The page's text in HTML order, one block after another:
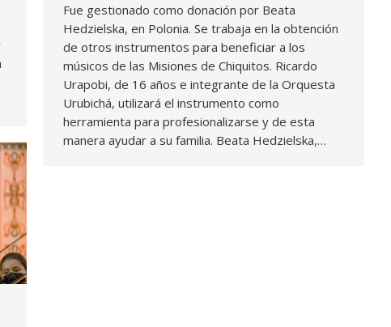
Fue gestionado como donación por Beata
Hedzielska, en Polonia. Se trabaja en la obtención
de otros instrumentos para beneficiar a los
músicos de las Misiones de Chiquitos. Ricardo
Urapobi, de 16 años e integrante de la Orquesta
Urubichá, utilizará el instrumento como
herramienta para profesionalizarse y de esta
manera ayudar a su familia. Beata Hedzielska,…